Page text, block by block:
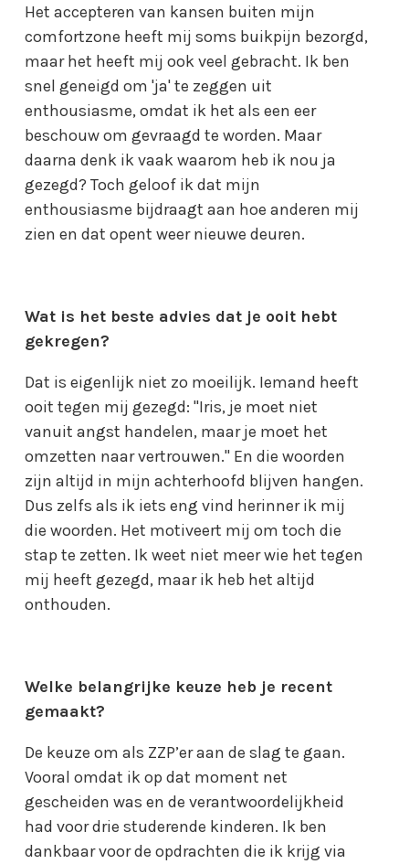
Het accepteren van kansen buiten mijn
comfortzone heeft mij soms buikpijn bezorgd,
maar het heeft mij ook veel gebracht. Ik ben
snel geneigd om 'ja' te zeggen uit
enthousiasme, omdat ik het als een eer
beschouw om gevraagd te worden. Maar
daarna denk ik vaak waarom heb ik nou ja
gezegd? Toch geloof ik dat mijn
enthousiasme bijdraagt aan hoe anderen mij
zien en dat opent weer nieuwe deuren.
Wat is het beste advies dat je ooit hebt
gekregen?
Dat is eigenlijk niet zo moeilijk. Iemand heeft
ooit tegen mij gezegd: "Iris, je moet niet
vanuit angst handelen, maar je moet het
omzetten naar vertrouwen." En die woorden
zijn altijd in mijn achterhoofd blijven hangen.
Dus zelfs als ik iets eng vind herinner ik mij
die woorden. Het motiveert mij om toch die
stap te zetten. Ik weet niet meer wie het tegen
mij heeft gezegd, maar ik heb het altijd
onthouden.
Welke belangrijke keuze heb je recent
gemaakt?
De keuze om als ZZP’er aan de slag te gaan.
Vooral omdat ik op dat moment net
gescheiden was en de verantwoordelijkheid
had voor drie studerende kinderen. Ik ben
dankbaar voor de opdrachten die ik krijg via